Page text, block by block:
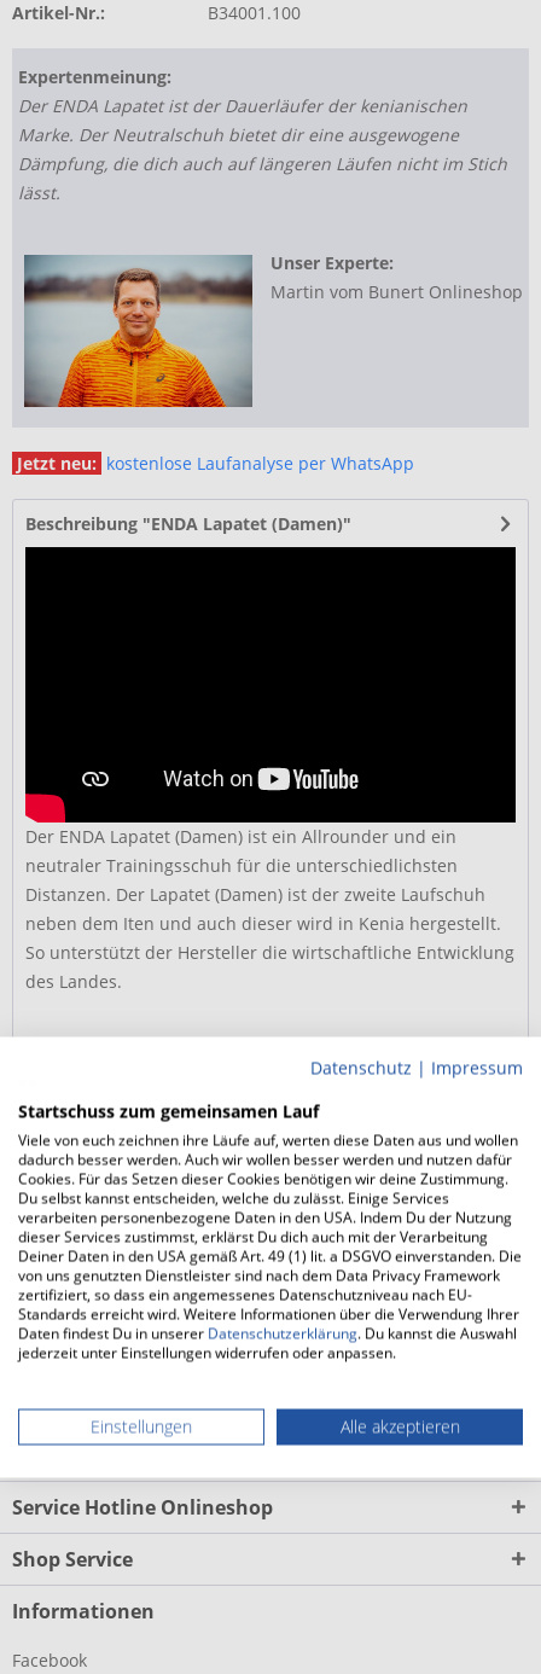
Artikel-Nr.: B34001.100
Expertenmeinung:
Der ENDA Lapatet ist der Dauerläufer der kenianischen
Marke. Der Neutralschuh bietet dir eine ausgewogene
Dämpfung, die dich auch auf längeren Läufen nicht im Stich
lässt.
Unser Experte:
Martin vom Bunert Onlineshop
Jetzt neu: kostenlose Laufanalyse per WhatsApp
Beschreibung "ENDA Lapatet (Damen)"
Der ENDA Lapatet (Damen) ist ein Allrounder und ein
neutraler Trainingsschuh für die unterschiedlichsten
Distanzen. Der Lapatet (Damen) ist der zweite Laufschuh
neben dem Iten und auch dieser wird in Kenia hergestellt.
So unterstützt der Hersteller die wirtschaftliche Entwicklung
des Landes.
Komfortabel Laufen im ENDA Lapatet
ENDA fertigt die Zwischensohle des Lapatet (Damen) aus
EVA-Schaum. Das Material verleiht dem neutralen
Laufschuh einen guten Gesamtkomfort....mehr
Test
Unser Test zum ENDA Lapatet (Damen)mehr
FAQ
Laufsocken Damen
Service Hotline Onlineshop
Shop Service
Informationen
Facebook
Datenschutz | Impressum
Startschuss zum gemeinsamen Lauf
Viele von euch zeichnen ihre Läufe auf, werten diese Daten aus und wollen
dadurch besser werden. Auch wir wollen besser werden und nutzen dafür
Cookies. Für das Setzen dieser Cookies benötigen wir deine Zustimmung.
Du selbst kannst entscheiden, welche du zulässt. Einige Services
verarbeiten personenbezogene Daten in den USA. Indem Du der Nutzung
dieser Services zustimmst, erklärst Du dich auch mit der Verarbeitung
Deiner Daten in den USA gemäß Art. 49 (1) lit. a DSGVO einverstanden. Die
von uns genutzten Dienstleister sind nach dem Data Privacy Framework
zertifiziert, so dass ein angemessenes Datenschutzniveau nach EU-
Standards erreicht wird. Weitere Informationen über die Verwendung Ihrer
Daten findest Du in unserer Datenschutzerklärung. Du kannst die Auswahl
jederzeit unter Einstellungen widerrufen oder anpassen.
Einstellungen Alle akzeptieren